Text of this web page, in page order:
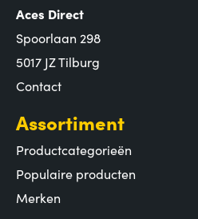
Aces Direct
Spoorlaan 298
5017 JZ Tilburg
Contact
Assortiment
Productcategorieën
Populaire producten
Merken